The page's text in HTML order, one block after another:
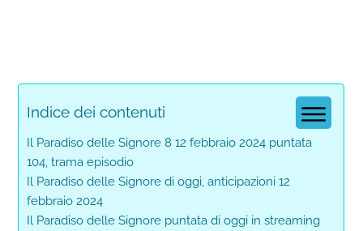
Indice dei contenuti
Il Paradiso delle Signore 8 12 febbraio 2024 puntata
104, trama episodio
Il Paradiso delle Signore di oggi, anticipazioni 12
febbraio 2024
Il Paradiso delle Signore puntata di oggi in streaming